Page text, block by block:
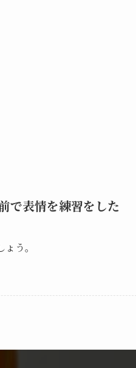
で表情を練習をした
う。